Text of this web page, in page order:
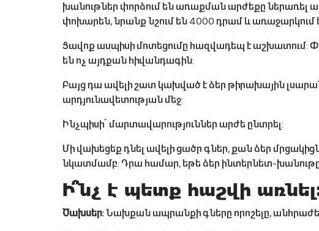
խանութներ փորձում են առաքման արժեքը ներառել
փոխարեն, նրանք նշում են 4000 դրամ և
Ցավոք ասպիսի մոտեցումը հազվադեպ է աշխատում:
են ոչ այդքան հիվանդագին:
Բայց դա ավելի շատ կախված է ձեր թիրախային
արդյունավետության մեջ:
Ինչպիսի՞ մարտավարություններ արժե ընտրել:
Մի վախեցեք դնել ավելի ցածր գներ, քան ձեր
նկատմամբ: Դրա համար, եթե ձեր ինտերնետ-
Ի՞նչ է պետք հաշվի
Ծախսեր:Նախքան ապրանքի գները որոշելը,